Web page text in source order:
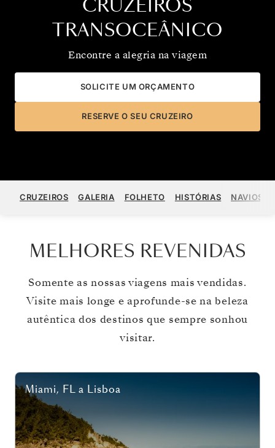
CRUZEIROS
TRANSOCEÂNICO
Encontre a alegria na viagem
SOLICITE UM ORÇAMENTO
RESERVE O SEU CRUZEIRO
CRUZEIROS GALERIA FOLHETO HISTÓRIAS NAVIOS
MELHORES REVENIDAS
Somente as nossas viagens mais vendidas.
Visite mais longe e aprofunde-se na beleza
autêntica dos destinos que sempre sonhou
visitar.
Miami, FL a Lisboa